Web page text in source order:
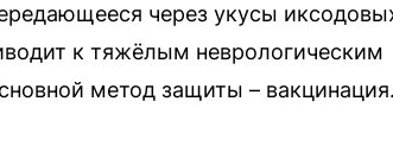
через укусы
к тяжёлым неврологическим
метод защиты – вакцинация.